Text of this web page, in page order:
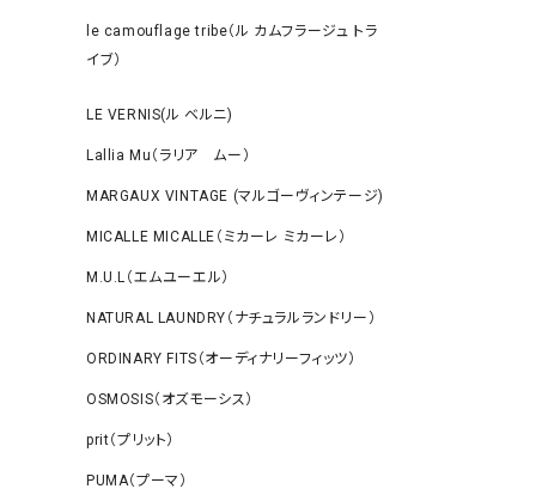
le camouflage tribe（ル カムフラージュ トラ
イブ）
LE VERNIS(ル ベルニ)
Lallia Mu（ラリア ムー）
MARGAUX VINTAGE (マルゴーヴィンテージ)
MICALLE MICALLE（ミカーレ ミカーレ）
M.U.L（エムユーエル）
NATURAL LAUNDRY（ナチュラルランドリー）
ORDINARY FITS（オーディナリーフィッツ）
OSMOSIS（オズモーシス）
prit（プリット）
PUMA（プーマ）